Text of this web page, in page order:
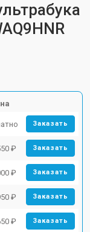
Заказать
₽ Заказать
₽ Заказать
₽ Заказать
₽ Заказать